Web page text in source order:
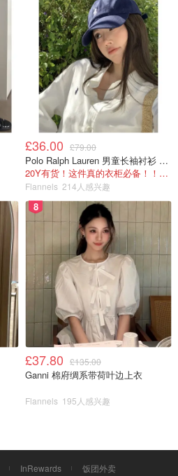
典紫，给人一种高级感。
£36.00 £79.00
Polo Ralph Lauren 男童长袖衬衫 Oxford
20Y有货！这件真的衣柜必备！！@蜜子不爱吃
Flannels 214人感兴趣
8
£37.80 £135.00
Ganni 棉府绸系带荷叶边上衣
Flannels 195人感兴趣
InRewards 饭团外卖